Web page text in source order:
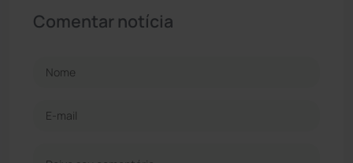
Comentar notícia